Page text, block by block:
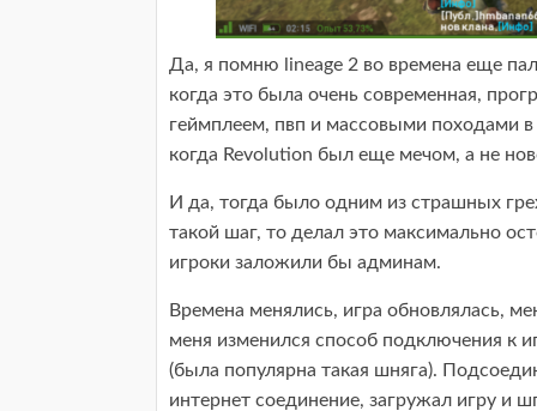
Да, я помню lineage 2 во времена еще
когда это была очень современная,
геймплеем, пвп и массовыми походами
когда Revolution был еще мечом, а не
И да, тогда было одним из страшных
такой шаг, то делал это максимально
игроки заложили бы админам.
Времена менялись, игра обновлялась,
меня изменился способ подключения к
(была популярна такая шняга).
интернет соединение, загружал игру и